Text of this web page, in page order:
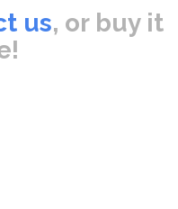
us, or buy it